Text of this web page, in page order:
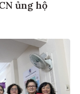
ủng hộ